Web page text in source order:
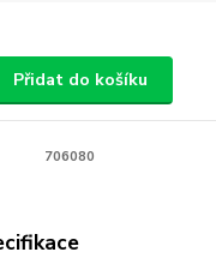
Přidat do košíku
706080